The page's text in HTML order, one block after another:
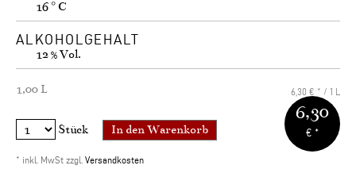
16 ° C
ALKOHOLGEHALT
12 % Vol.
1,00 L
6,30
€ *
6,30 € * / 1 L
Stück
* inkl. MwSt zzgl. Versandkosten